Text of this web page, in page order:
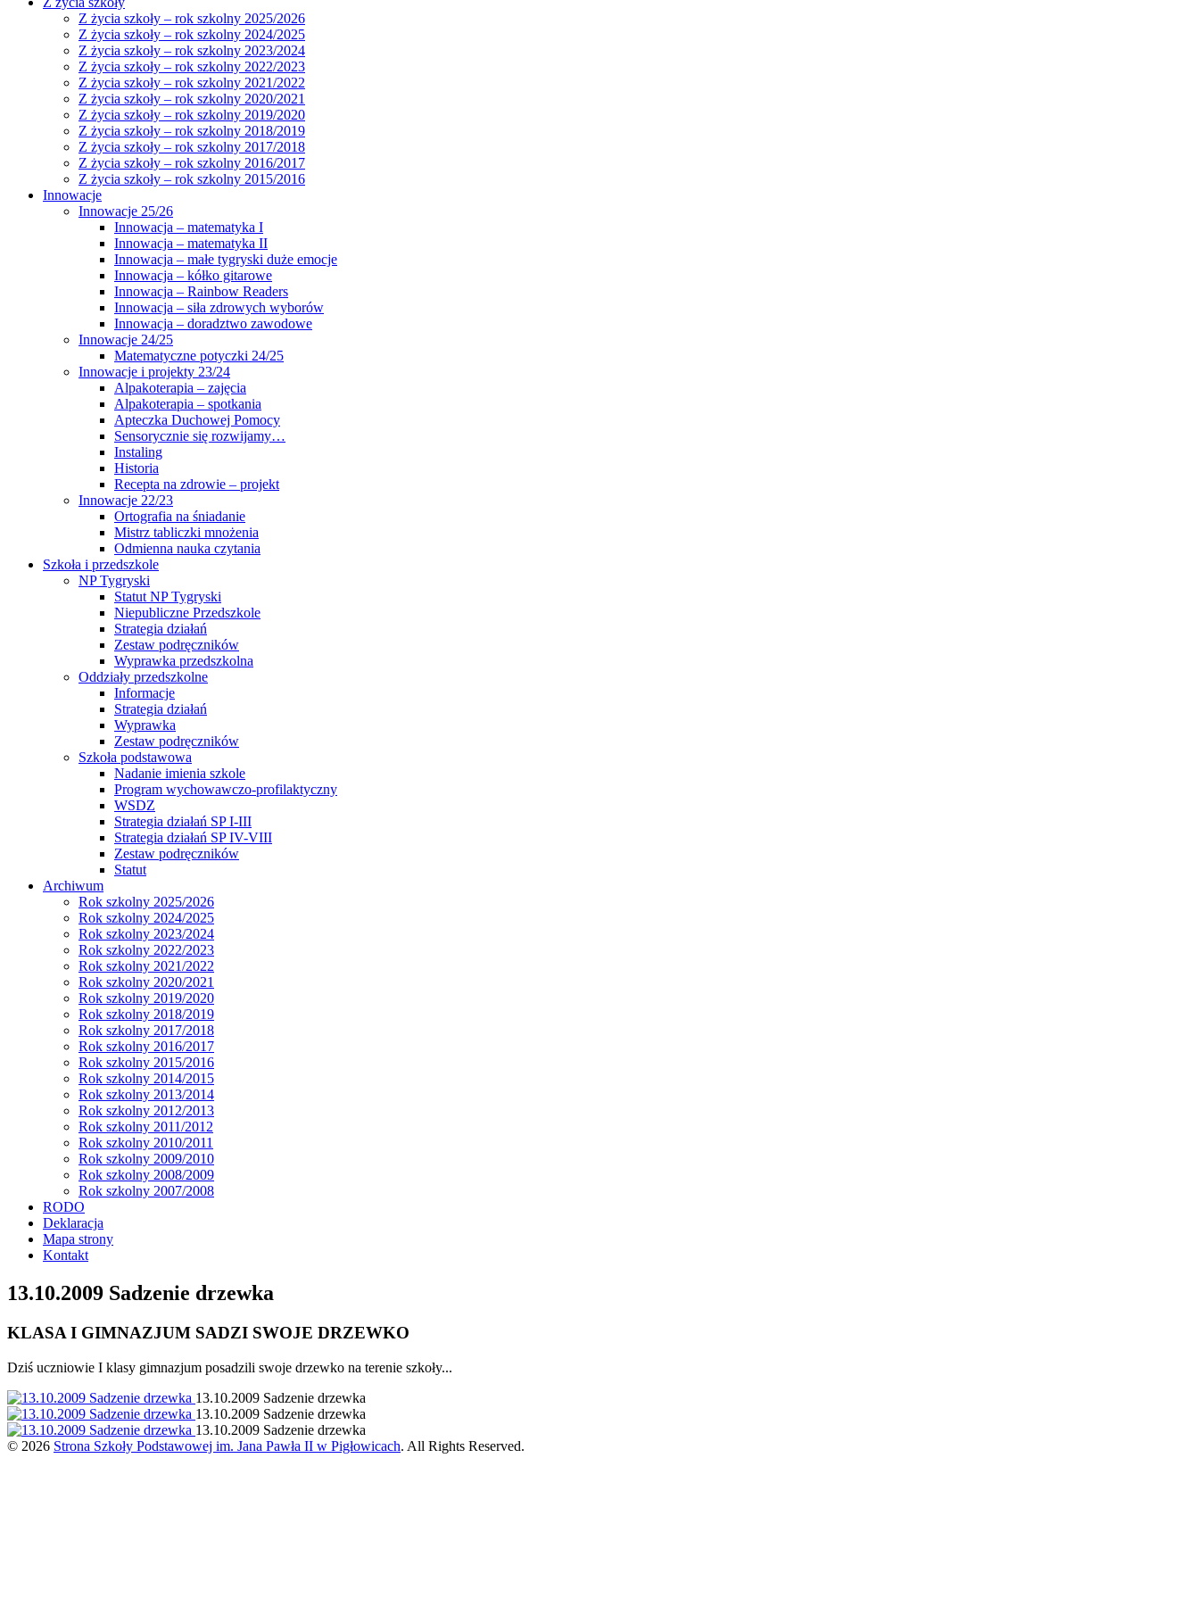
Z życia szkoły – rok szkolny 2025/2026
Z życia szkoły – rok szkolny 2024/2025
Z życia szkoły – rok szkolny 2023/2024
Z życia szkoły – rok szkolny 2022/2023
Z życia szkoły – rok szkolny 2021/2022
Z życia szkoły – rok szkolny 2020/2021
Z życia szkoły – rok szkolny 2019/2020
Z życia szkoły – rok szkolny 2018/2019
Z życia szkoły – rok szkolny 2017/2018
Z życia szkoły – rok szkolny 2016/2017
Z życia szkoły – rok szkolny 2015/2016
Innowacje
Innowacje 25/26
Innowacja – matematyka I
Innowacja – matematyka II
Innowacja – małe tygryski duże emocje
Innowacja – kółko gitarowe
Innowacja – Rainbow Readers
Innowacja – siła zdrowych wyborów
Innowacja – doradztwo zawodowe
Innowacje 24/25
Matematyczne potyczki 24/25
Innowacje i projekty 23/24
Alpakoterapia – zajęcia
Alpakoterapia – spotkania
Apteczka Duchowej Pomocy
Sensorycznie się rozwijamy…
Instaling
Historia
Recepta na zdrowie – projekt
Innowacje 22/23
Ortografia na śniadanie
Mistrz tabliczki mnożenia
Odmienna nauka czytania
Szkoła i przedszkole
NP Tygryski
Statut NP Tygryski
Niepubliczne Przedszkole
Strategia działań
Zestaw podręczników
Wyprawka przedszkolna
Oddziały przedszkolne
Informacje
Strategia działań
Wyprawka
Zestaw podręczników
Szkoła podstawowa
Nadanie imienia szkole
Program wychowawczo-profilaktyczny
WSDZ
Strategia działań SP I-III
Strategia działań SP IV-VIII
Zestaw podręczników
Statut
Archiwum
Rok szkolny 2025/2026
Rok szkolny 2024/2025
Rok szkolny 2023/2024
Rok szkolny 2022/2023
Rok szkolny 2021/2022
Rok szkolny 2020/2021
Rok szkolny 2019/2020
Rok szkolny 2018/2019
Rok szkolny 2017/2018
Rok szkolny 2016/2017
Rok szkolny 2015/2016
Rok szkolny 2014/2015
Rok szkolny 2013/2014
Rok szkolny 2012/2013
Rok szkolny 2011/2012
Rok szkolny 2010/2011
Rok szkolny 2009/2010
Rok szkolny 2008/2009
Rok szkolny 2007/2008
RODO
Deklaracja
Mapa strony
Kontakt
13.10.2009 Sadzenie drzewka
KLASA I GIMNAZJUM SADZI SWOJE DRZEWKO
Dziś uczniowie I klasy gimnazjum posadzili swoje drzewko na terenie szkoły...
13.10.2009 Sadzenie drzewka
13.10.2009 Sadzenie drzewka
13.10.2009 Sadzenie drzewka
© 2026 Strona Szkoły Podstawowej im. Jana Pawła II w Pigłowicach. All Rights Reserved.